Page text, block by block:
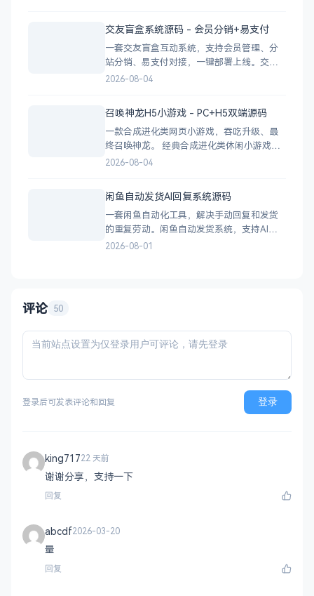
分析报表 技术栈 后端：PHP
交友盲盒系统源码 - 会员分销+易支付
一套交友盲盒互动系统，支持会员管理、分
站分销、易支付对接，一键部署上线。交友
盲盒系统源码，支持会员系统、多商户分
建。 核心功能 会员系统：自定义价格、会
员等级 分销系统：代理商机制、佣金
2026-08-04
召唤神龙H5小游戏 - PC+H5双端源码
一款合成进化类网页小游戏，吞吃升级、最
终召唤神龙。 经典合成进化类休闲小游戏，
双版本可选：正常版挑战通关、无敌版轻松
略，循序渐进挑战通关 无敌版：无失败压
力，轻松快速合成升级，纯休
2026-08-04
闲鱼自动发货AI回复系统源码
一套闲鱼自动化工具，解决手动回复和发货
的重复劳动。闲鱼自动发货系统，支持AI智
能回复、多账号管理、订单自动处理、数据
2026-08-01
评论 50
登录后可发表评论和回复 登录
king71722 天前
谢谢分享，支持一下
回复
abcdf2026-03-20
量
回复